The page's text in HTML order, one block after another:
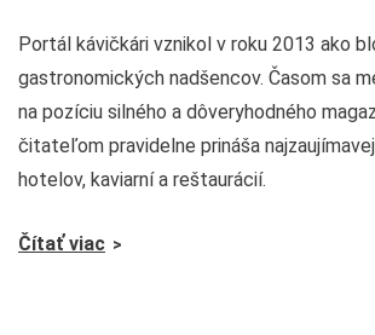
Portál kávičkári vznikol v roku 2013 ako
gastronomických nadšencov. Časom sa
na pozíciu silného a dôveryhodného
čitateľom pravidelne prináša
hotelov, kaviarní a reštaurácií.
Čítať viac